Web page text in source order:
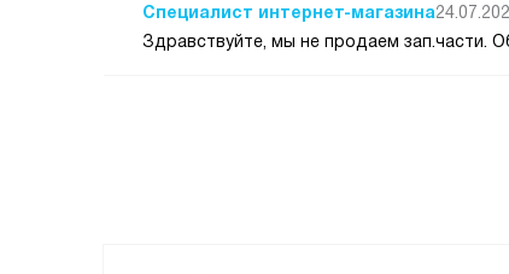
Специалист интернет-магазина
Здравствуйте, мы не продаем зап.части.